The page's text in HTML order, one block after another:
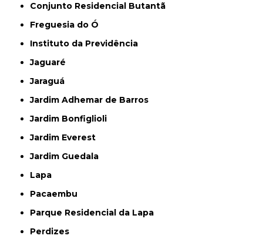
Conjunto Residencial Butantã
Freguesia do Ó
Instituto da Previdência
Jaguaré
Jaraguá
Jardim Adhemar de Barros
Jardim Bonfiglioli
Jardim Everest
Jardim Guedala
Lapa
Pacaembu
Parque Residencial da Lapa
Perdizes